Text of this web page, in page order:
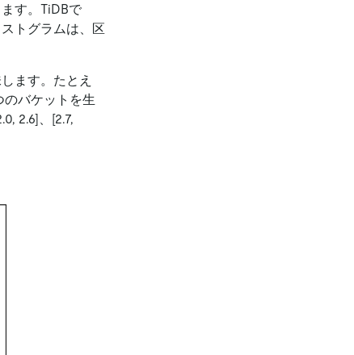
す。TiDBで
トグラムは、区
ます。たとえ
のバケットを生
2.6]
[2.7,